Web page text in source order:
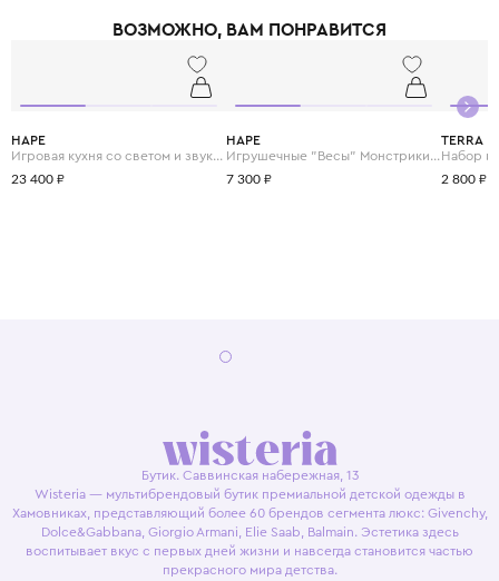
ВОЗМОЖНО, ВАМ ПОНРАВИТСЯ
HAPE
Игровая кухня со светом и звуком "Готовим вместе"
23 400 ₽
HAPE
Игрушечные "Весы" Монстрики с брошюрой примеров на сложение и состав числа
7 300 ₽
TERRA
2 800 ₽
Бутик. Саввинская набережная, 13
Wisteria — мультибрендовый бутик премиальной детской одежды в
Хамовниках, представляющий более 60 брендов сегмента люкс: Givenchy,
Dolce&Gabbana, Giorgio Armani, Elie Saab, Balmain. Эстетика здесь
воспитывает вкус с первых дней жизни и навсегда становится частью
прекрасного мира детства.